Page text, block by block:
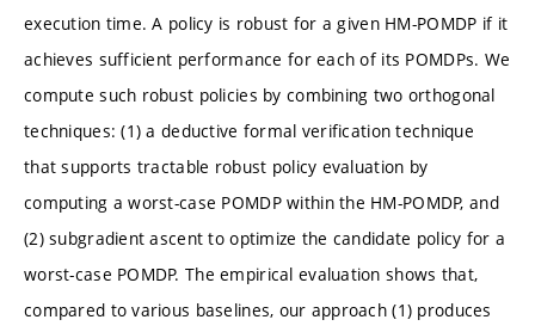
execution time. A policy is robust for a given HM-POMDP if it
achieves sufficient performance for each of its POMDPs. We
compute such robust policies by combining two orthogonal
techniques: (1) a deductive formal verification technique
that supports tractable robust policy evaluation by
computing a worst-case POMDP within the HM-POMDP, and
(2) subgradient ascent to optimize the candidate policy for a
worst-case POMDP. The empirical evaluation shows that,
compared to various baselines, our approach (1) produces